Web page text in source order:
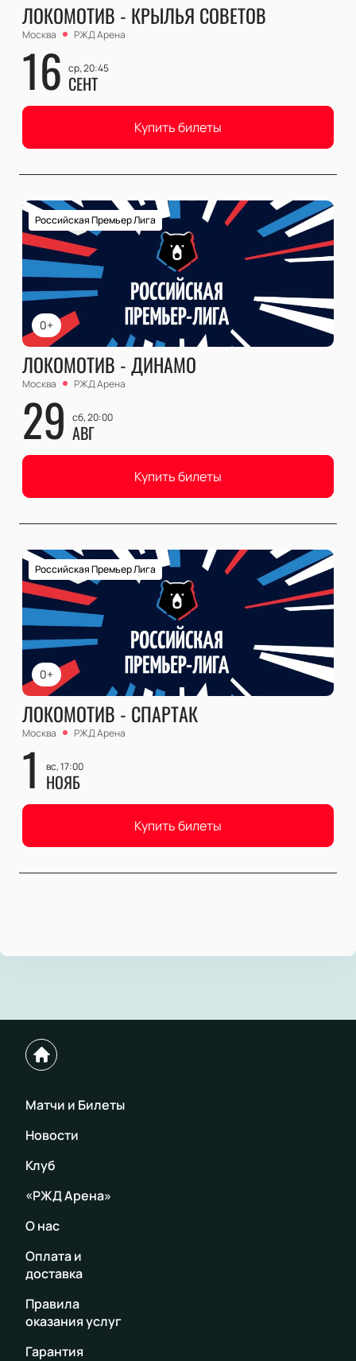
ЛОКОМОТИВ - КРЫЛЬЯ СОВЕТОВ
Москва РЖД Арена
16 ср, 20:45
СЕНТ
Купить билеты
0+
Российская Премьер Лига
ЛОКОМОТИВ - ДИНАМО
Москва РЖД Арена
29 сб, 20:00
АВГ
Купить билеты
0+
Российская Премьер Лига
ЛОКОМОТИВ - СПАРТАК
Москва РЖД Арена
1 вс, 17:00
НОЯБ
Купить билеты
Матчи и Билеты
Новости
Клуб
«РЖД Арена»
О нас
Оплата и
доставка
Правила
оказания услуг
Гарантия